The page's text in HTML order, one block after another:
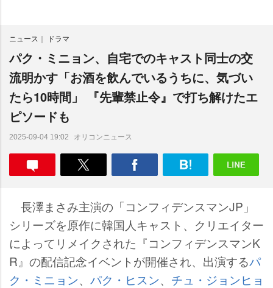
ニュース ドラマ
パク・ミニョン、自宅でのキャスト同士の交
流明かす「お酒を飲んでいるうちに、気づい
たら10時間」 『先輩禁止令』で打ち解けたエ
ピソードも
2025-09-04 19:02 オリコンニュース
長澤まさみ主演の「コンフィデンスマンJP」
シリーズを原作に韓国人キャスト、クリエイター
によってリメイクされた『コンフィデンスマンK
R』の配信記念イベントが開催され、出演するパ
ク・ミニョン、 パク・ヒスン、 チュ・ジョンヒョ